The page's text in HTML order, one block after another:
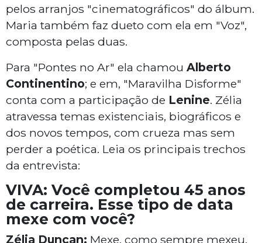
pelos arranjos "cinematográficos" do álbum.
Maria também faz dueto com ela em "Voz",
composta pelas duas.
Para "Pontes no Ar" ela chamou Alberto
Continentino; e em, "Maravilha Disforme"
conta com a participação de Lenine. Zélia
atravessa temas existenciais, biográficos e
dos novos tempos, com crueza mas sem
perder a poética. Leia os principais trechos
da entrevista:
VIVA: Você completou 45 anos
de carreira. Esse tipo de data
mexe com você?
Zélia Duncan: Mexe, como sempre mexeu.